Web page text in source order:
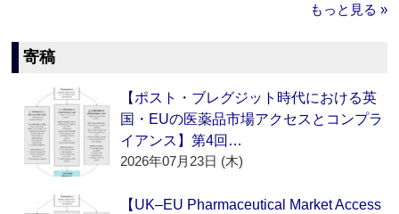
もっと見る »
寄稿
【ポスト・ブレグジット時代における英
国・EUの医薬品市場アクセスとコンプラ
イアンス】第4回…
2026年07月23日 (木)
【UK–EU Pharmaceutical Market Access